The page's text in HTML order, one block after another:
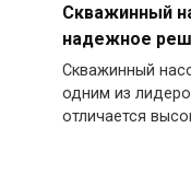
Скважинный
надежное
Скважинный
одним из
отличается